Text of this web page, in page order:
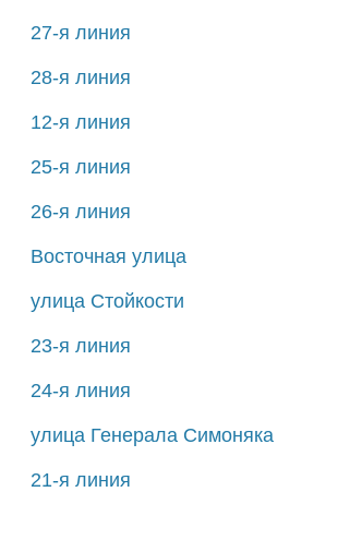
27-я линия
28-я линия
12-я линия
25-я линия
26-я линия
Восточная улица
улица Стойкости
23-я линия
24-я линия
улица Генерала Симоняка
21-я линия